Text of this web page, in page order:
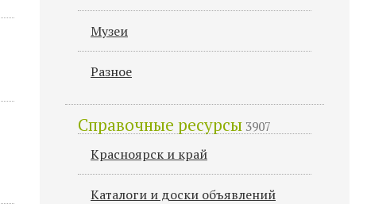
Музеи
Разное
Справочные ресурсы 3907
Красноярск и край
Каталоги и доски объявлений